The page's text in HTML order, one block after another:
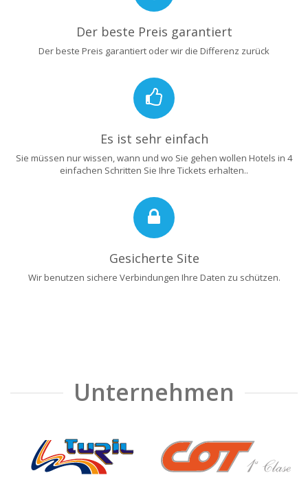
Der beste Preis garantiert
Der beste Preis garantiert oder wir die Differenz zurück
Es ist sehr einfach
Sie müssen nur wissen, wann und wo Sie gehen wollen Hotels in 4
einfachen Schritten Sie Ihre Tickets erhalten..
Gesicherte Site
Wir benutzen sichere Verbindungen Ihre Daten zu schützen.
Unternehmen
❮ ❯